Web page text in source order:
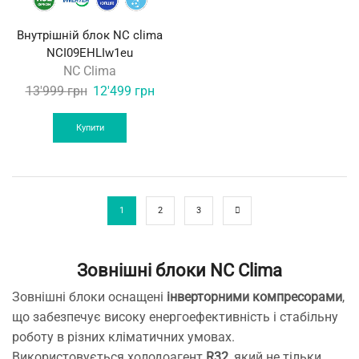
Внутрішній блок NС clima
NCI09EHLIw1eu
NC Clima
13'999грн Original
price
was:
12'499 грнCurrent
Купити
1 2 3
Зовнішні блоки NC Clima
Зовнішні блоки оснащені інверторними компресорами,
що забезпечує високу енергоефективність і стабільну
роботу в різних кліматичних умовах.